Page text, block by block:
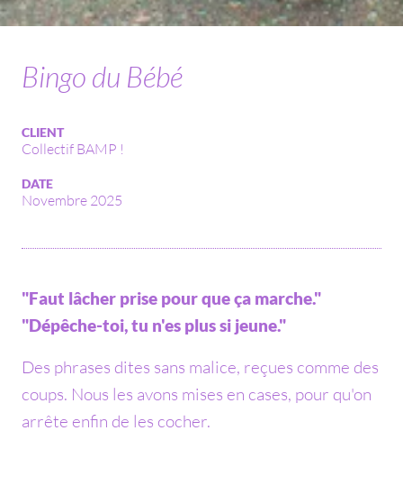
Bingo du Bébé
CLIENT
Collectif BAMP !
DATE
Novembre 2025
"Faut lâcher prise pour que ça marche."
"Dépêche-toi, tu n'es plus si jeune."
Des phrases dites sans malice, reçues comme des
coups. Nous les avons mises en cases, pour qu'on
arrête enfin de les cocher.